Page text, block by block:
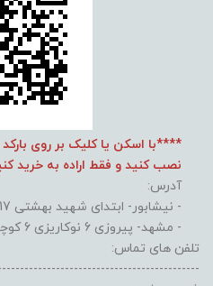
****با اسکن یا کلیک بر روی
نصب کنید و فقط اراده به خرید
آدرس:
- نیشابور- ابتدای شهید بهشتی 17 رنگ و ابزار علی نژاد
- مشهد- پیروزی 6 نوکاریزی 6 کوچه اول سمت چپ
تلفن های تماس: